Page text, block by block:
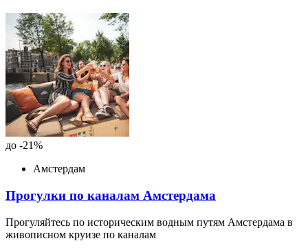
до -21%
Амстердам
Прогулки по каналам Амстердама
Прогуляйтесь по историческим водным путям Амстердама в
живописном круизе по каналам